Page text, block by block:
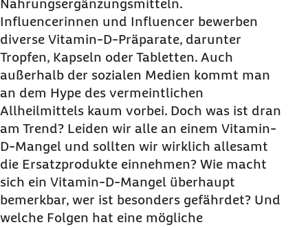
Mangels
Ursachen eines Vitamin-D-Mangels
Vitamin-D-Mangel beheben
Achtung: Eine Vitamin-D-Überdosierung ist
lebensgefährlich
Fazit: Der Hype um den Vitamin-D-Mangel
Häufige Fragen und Antworten zu Vitamin D-
Mangel
Nahrungsergänzungsmitteln.
Influencerinnen und Influencer bewerben
diverse Vitamin-D-Präparate, darunter
Tropfen, Kapseln oder Tabletten. Auch
außerhalb der sozialen Medien kommt man
an dem Hype des vermeintlichen
Allheilmittels kaum vorbei. Doch was ist dran
am Trend? Leiden wir alle an einem Vitamin-
D-Mangel und sollten wir wirklich allesamt
die Ersatzprodukte einnehmen? Wie macht
sich ein Vitamin-D-Mangel überhaupt
bemerkbar, wer ist besonders gefährdet? Und
welche Folgen hat eine mögliche